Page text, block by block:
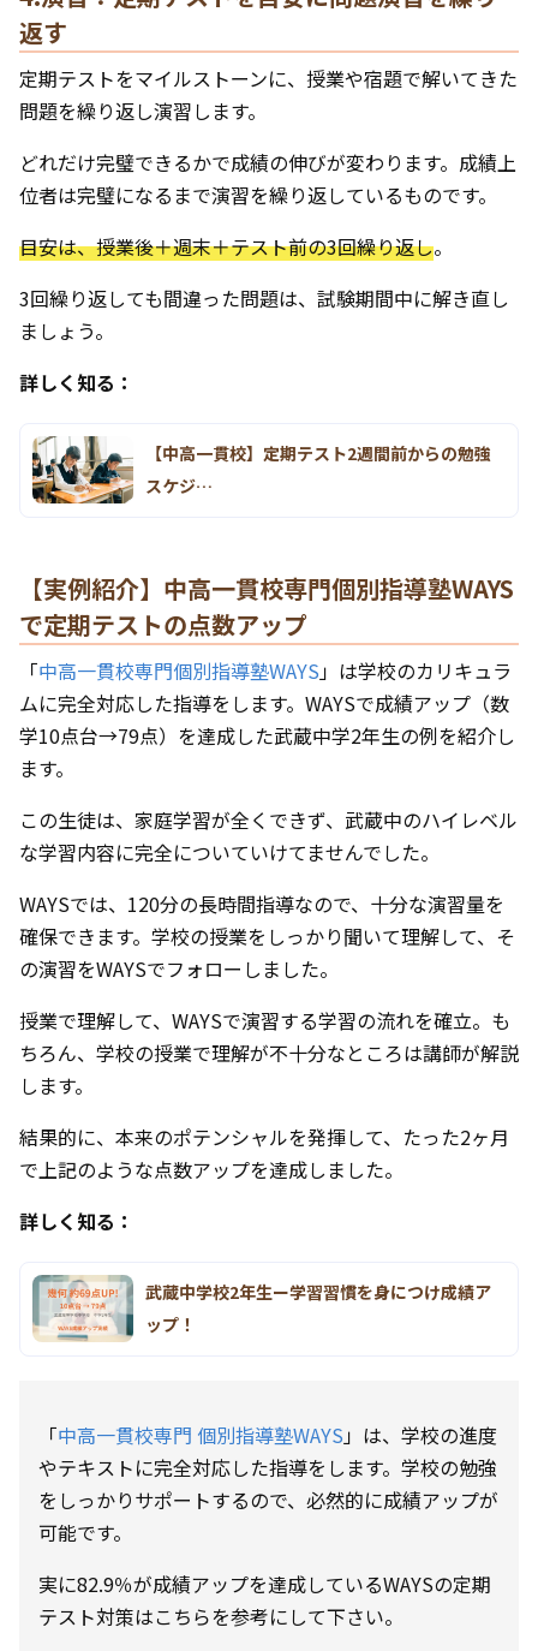
返す
定期テストをマイルストーンに、授業や宿題で解いてきた
問題を繰り返し演習します。
どれだけ完璧できるかで成績の伸びが変わります。成績上
位者は完璧になるまで演習を繰り返しているものです。
目安は、授業後＋週末＋テスト前の3回繰り返し。
3回繰り返しても間違った問題は、試験期間中に解き直し
ましょう。
詳しく知る：
【中高一貫校】定期テスト2週間前からの勉強
スケジ…
【実例紹介】中高一貫校専門個別指導塾WAYS
で定期テストの点数アップ
「中高一貫校専門個別指導塾WAYS」は学校のカリキュラ
ムに完全対応した指導をします。WAYSで成績アップ（数
学10点台→79点）を達成した武蔵中学2年生の例を紹介し
ます。
この生徒は、家庭学習が全くできず、武蔵中のハイレベル
な学習内容に完全についていけてませんでした。
WAYSでは、120分の長時間指導なので、十分な演習量を
確保できます。学校の授業をしっかり聞いて理解して、そ
の演習をWAYSでフォローしました。
授業で理解して、WAYSで演習する学習の流れを確立。も
ちろん、学校の授業で理解が不十分なところは講師が解説
します。
結果的に、本来のポテンシャルを発揮して、たった2ヶ月
で上記のような点数アップを達成しました。
詳しく知る：
武蔵中学校2年生ー学習習慣を身につけ成績ア
ップ！
「中高一貫校専門 個別指導塾WAYS 」は、学校の進度
やテキストに完全対応した指導をします。学校の勉強
をしっかりサポートするので、必然的に成績アップが
可能です。
実に82.9％が成績アップを達成しているWAYSの定期
テスト対策はこちらを参考にして下さい。